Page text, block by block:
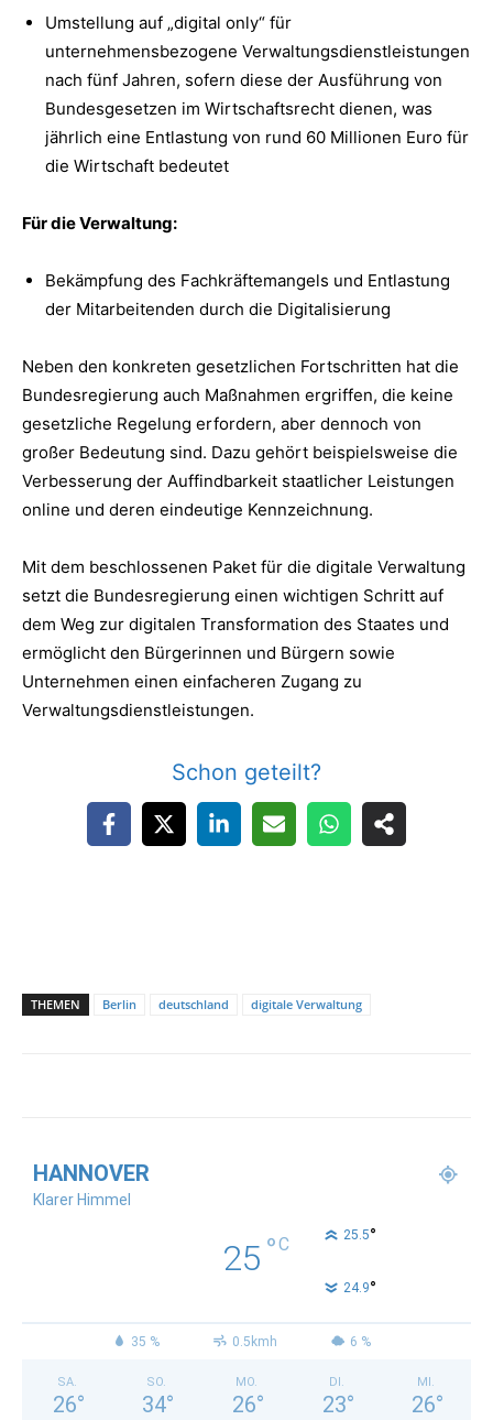
Umstellung auf „digital only“ für
unternehmensbezogene Verwaltungsdienstleistungen
nach fünf Jahren, sofern diese der Ausführung von
Bundesgesetzen im Wirtschaftsrecht dienen, was
jährlich eine Entlastung von rund 60 Millionen Euro für
die Wirtschaft bedeutet
Für die Verwaltung:
Bekämpfung des Fachkräftemangels und Entlastung
der Mitarbeitenden durch die Digitalisierung
Neben den konkreten gesetzlichen Fortschritten hat die
Bundesregierung auch Maßnahmen ergriffen, die keine
gesetzliche Regelung erfordern, aber dennoch von
großer Bedeutung sind. Dazu gehört beispielsweise die
Verbesserung der Auffindbarkeit staatlicher Leistungen
online und deren eindeutige Kennzeichnung.
Mit dem beschlossenen Paket für die digitale Verwaltung
setzt die Bundesregierung einen wichtigen Schritt auf
dem Weg zur digitalen Transformation des Staates und
ermöglicht den Bürgerinnen und Bürgern sowie
Unternehmen einen einfacheren Zugang zu
Verwaltungsdienstleistungen.
Schon geteilt?
THEMEN Berlin deutschland digitale Verwaltung
HANNOVER
Klarer Himmel
25 °C 25.5°
24.9°
35 % 0.5kmh 6 %
SA.
26°
SO.
34°
MO.
26°
DI.
23°
MI.
26°